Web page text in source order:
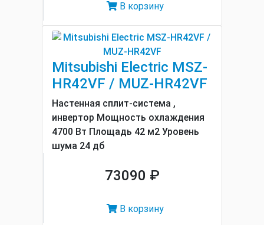
В корзину
Mitsubishi Electric MSZ-
HR42VF / MUZ-HR42VF
Настенная сплит-система ,
инвертор Мощность охлаждения
4700 Вт Площадь 42 м2 Уровень
шума 24 дб
73090 ₽
В корзину